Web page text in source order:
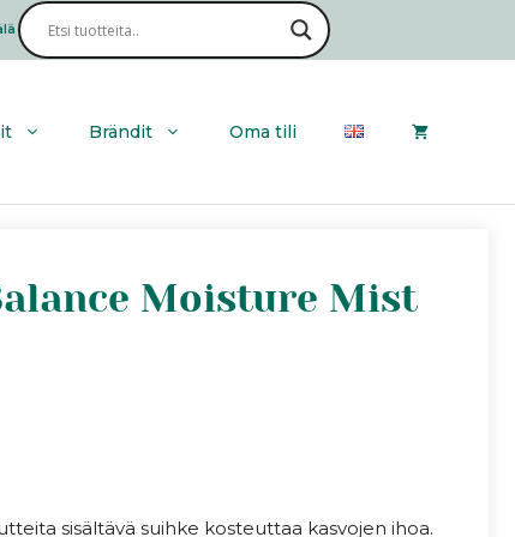
Haku
Brändit Oma tili
Moisture Mist
sisältävä suihke kosteuttaa kasvojen ihoa.